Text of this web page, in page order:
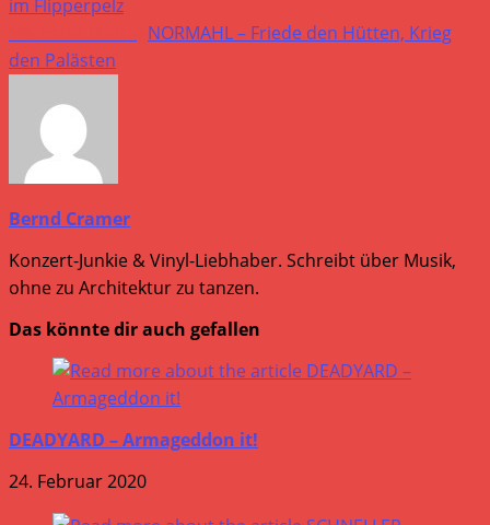
im Flipperpelz
NORMAHL – Friede den Hütten, Krieg
den Palästen
Bernd Cramer
Konzert-Junkie & Vinyl-Liebhaber. Schreibt über Musik,
ohne zu Architektur zu tanzen.
Das könnte dir auch gefallen
DEADYARD – Armageddon it!
24. Februar 2020